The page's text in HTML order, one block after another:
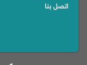
اتصل بنا